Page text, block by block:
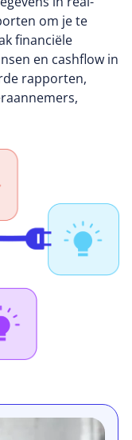
om je te
financiële
en cashflow in
rapporten,